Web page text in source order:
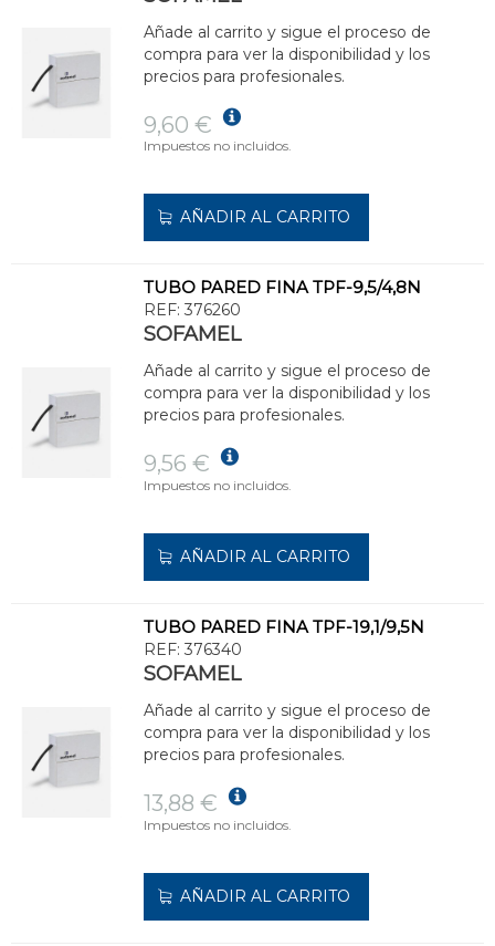
Añade al carrito y sigue el proceso de
compra para ver la disponibilidad y los
precios para profesionales.
9,60 €
Impuestos no incluidos.
AÑADIR AL CARRITO
TUBO PARED FINA TPF-9,5/4,8N
REF: 376260
SOFAMEL
Añade al carrito y sigue el proceso de
compra para ver la disponibilidad y los
precios para profesionales.
9,56 €
Impuestos no incluidos.
AÑADIR AL CARRITO
TUBO PARED FINA TPF-19,1/9,5N
REF: 376340
SOFAMEL
Añade al carrito y sigue el proceso de
compra para ver la disponibilidad y los
precios para profesionales.
13,88 €
Impuestos no incluidos.
AÑADIR AL CARRITO